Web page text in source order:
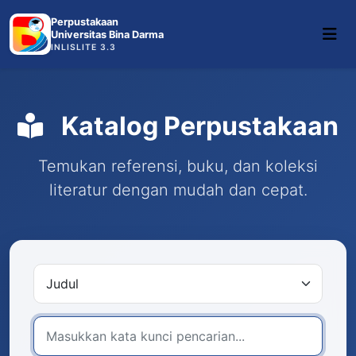
Perpustakaan
Universitas Bina Darma
INLISLITE 3.3
Katalog Perpustakaan
Temukan referensi, buku, dan koleksi
literatur dengan mudah dan cepat.